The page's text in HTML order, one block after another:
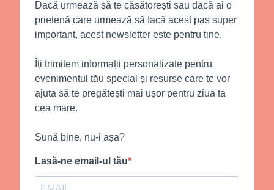
Dacă urmează să te căsătorești sau dacă ai o
prietenă care urmează să facă acest pas super
important, acest newsletter este pentru tine.
Îți trimitem informații personalizate pentru
evenimentul tău special și resurse care te vor
ajuta să te pregătești mai ușor pentru ziua ta
cea mare.
Sună bine, nu-i așa?
Lasă-ne email-ul tău